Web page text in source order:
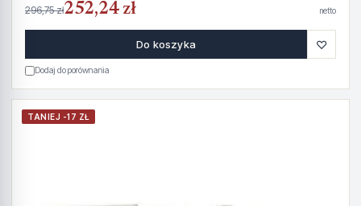
296,75 zł252,24 zł netto
Do koszyka ♡
Dodaj do porównania
TANIEJ -17 ZŁ